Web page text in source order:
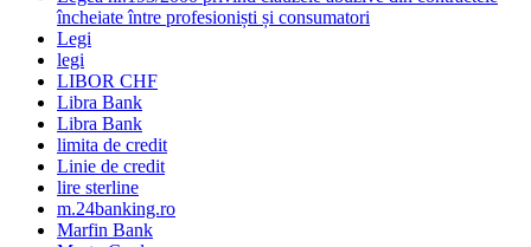
încheiate între profesioniști și consumatori
Legi
legi
LIBOR CHF
Libra Bank
Libra Bank
limita de credit
Linie de credit
lire sterline
m.24banking.ro
Marfin Bank